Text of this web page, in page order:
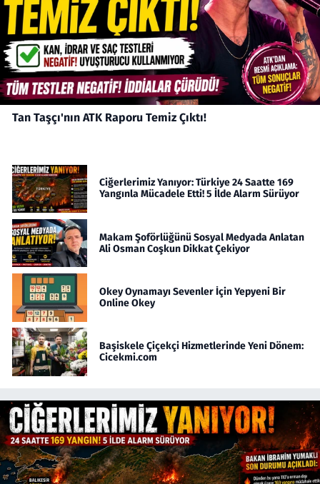
Tan Taşçı'nın ATK Raporu Temiz Çıktı!
Ciğerlerimiz Yanıyor: Türkiye 24 Saatte 169
Yangınla Mücadele Etti! 5 İlde Alarm Sürüyor
Makam Şoförlüğünü Sosyal Medyada Anlatan
Ali Osman Coşkun Dikkat Çekiyor
Okey Oynamayı Sevenler İçin Yepyeni Bir
Online Okey
Başiskele Çiçekçi Hizmetlerinde Yeni Dönem:
Cicekmi.com